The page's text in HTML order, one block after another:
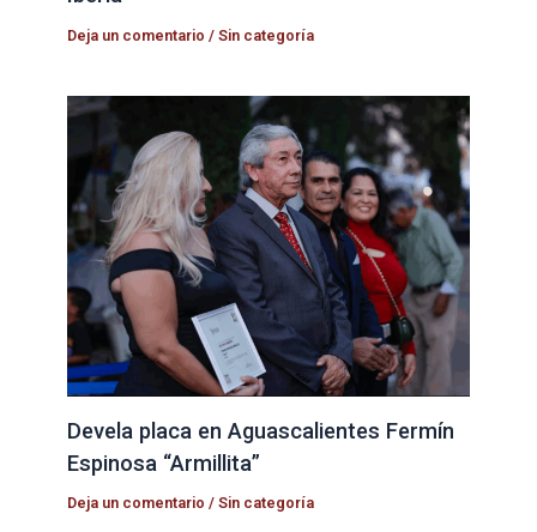
Deja un comentario /Sin categoría
Devela placa en Aguascalientes Fermín
Espinosa “Armillita”
Deja un comentario /Sin categoría